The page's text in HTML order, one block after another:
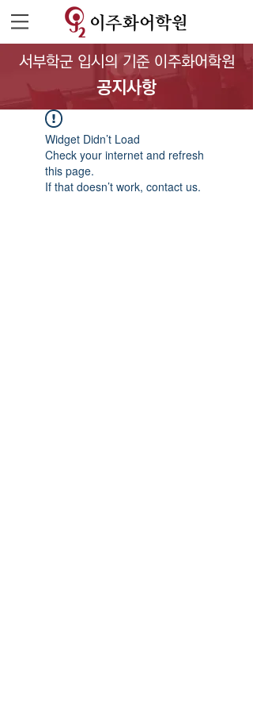
서부학군 입시의 기준 이주화어학원
공지사항
Widget Didn’t Load
Check your internet and refresh
this page.
If that doesn’t work, contact us.